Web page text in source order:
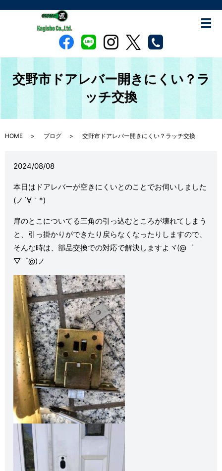
交野市ドアレバー開きにくい？ラ
ッチ交換
HOME ブログ 交野市ドアレバー開きにくい？ラッチ交換
2024/08/08
本日はドアレバーが空きにくいとのことでお伺いしました
(ノ´∀｀*)
扉のとこについてる三角の引っ込むところが壊れてしまう
と、引っ掛かりができたり戻らなくなったりしますので、
そんな時は、部品交換での対応で解決しますよヾ(@゜
▽゜@)ノ